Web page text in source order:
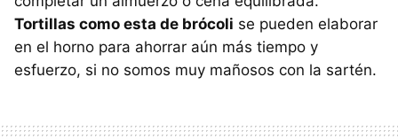
Tortillas como esta de brócoli se pueden elaborar
en el horno para ahorrar aún más tiempo y
esfuerzo, si no somos muy mañosos con la sartén.